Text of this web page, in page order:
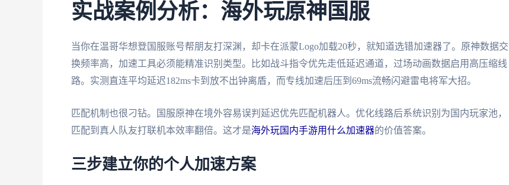
实战案例分析：海外玩原神国服
当你在温哥华想登国服账号帮朋友打深渊，却卡在派蒙Logo加载20秒，就知道选错加速器了。原神数据交
换频率高，加速工具必须能精准识别类型。比如战斗指令优先走低延迟通道，过场动画数据启用高压缩线
路。实测直连平均延迟182ms卡到放不出钟离盾，而专线加速后压到69ms流畅闪避雷电将军大招。
匹配机制也很刁钻。国服原神在境外容易误判延迟优先匹配机器人。优化线路后系统识别为国内玩家池，
匹配到真人队友打联机本效率翻倍。这才是海外玩国内手游用什么加速器的价值答案。
三步建立你的个人加速方案